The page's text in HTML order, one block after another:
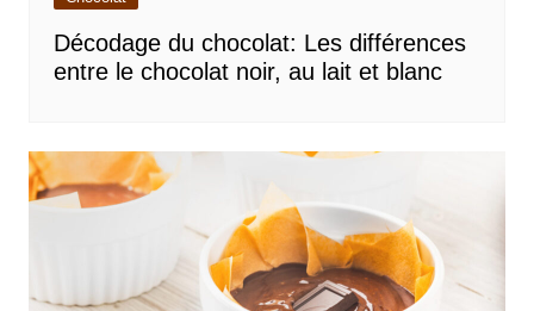
Décodage du chocolat: Les différences
entre le chocolat noir, au lait et blanc